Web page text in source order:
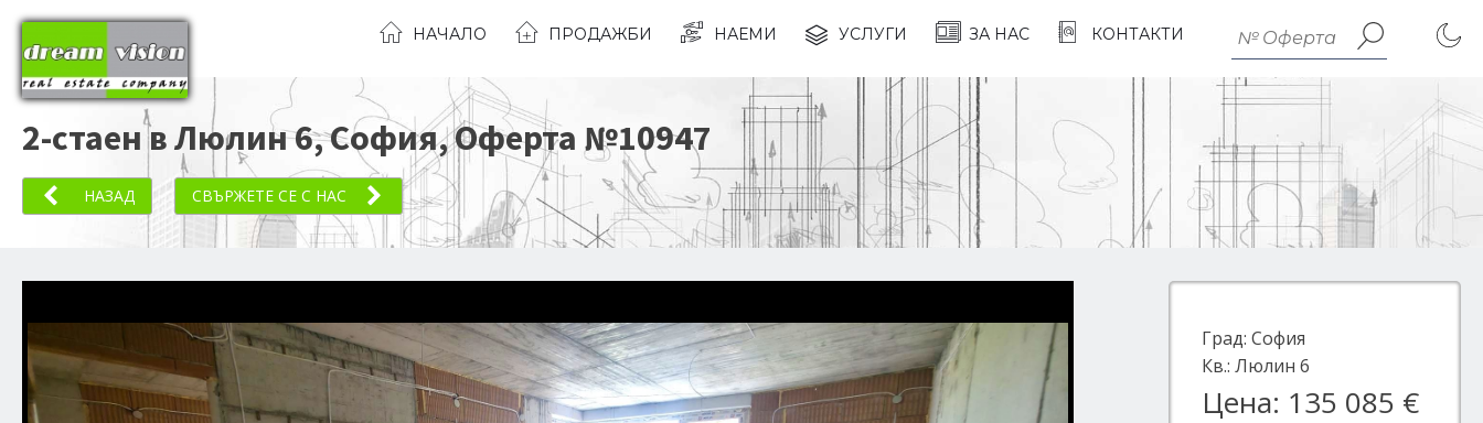
НАЧАЛО ПРОДАЖБИ НАЕМИ УСЛУГИ ЗА НАС КОНТАКТИ
2-стаен в Люлин 6, София, Оферта №10947
НАЗАД СВЪРЖЕТЕ СЕ С НАС
Град:София
Кв.:Люлин 6
Цена: 135 085 €